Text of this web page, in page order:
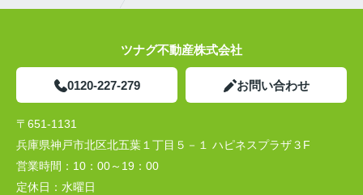
ツナグ不動産株式会社
0120-227-279 お問い合わせ
〒651-1131
兵庫県神戸市北区北五葉１丁目５－１ ハピネスプラザ３F
営業時間： 10：00～19：00
定休日： 水曜日